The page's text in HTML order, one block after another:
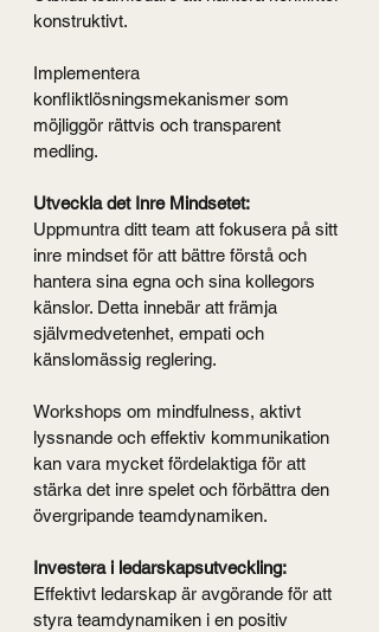
konstruktivt.
Implementera
konfliktlösningsmekanismer som
möjliggör rättvis och transparent
medling.
Utveckla det Inre Mindsetet:
Uppmuntra ditt team att fokusera på sitt
inre mindset för att bättre förstå och
hantera sina egna och sina kollegors
känslor. Detta innebär att främja
självmedvetenhet, empati och
känslomässig reglering.
Workshops om mindfulness, aktivt
lyssnande och effektiv kommunikation
kan vara mycket fördelaktiga för att
stärka det inre spelet och förbättra den
övergripande teamdynamiken.
Investera i ledarskapsutveckling:
Effektivt ledarskap är avgörande för att
styra teamdynamiken i en positiv